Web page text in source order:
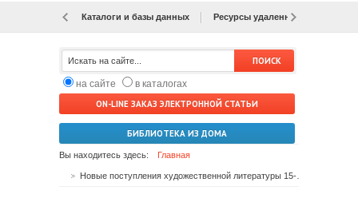
Каталоги и базы данных Ресурсы удаленного доступа
на сайте
в каталогах
ON-LINE ЗАКАЗ ЭЛЕКТРОННОЙ СТАТЬИ
БИБЛИОТЕКА ИЗ ДОМА
Вы находитесь здесь: Главная